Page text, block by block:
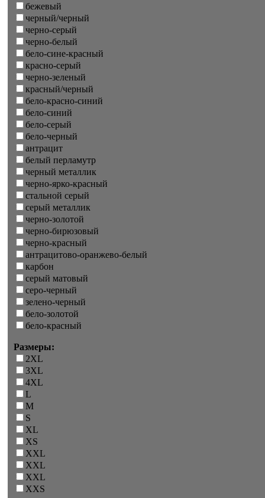
бежевый
черный/черный
черно-серый
черно-белый
бело-сине-красный
красно-серый
черно-зеленый
красный/черный
бело-красно-синий
бело-синий
бело-серый
бело-черный
антрацит
белый перламутр
черный металлик
черно-ярко-красный
стальной серый
серый металлик
черно-золотой
черно-бирюзовый
черно-красный
антрацитово-оранжево-белый
карбон
серый матовый
серо-черный
зелено-черный
бело-золотой
бело-красный
Размеры:
2XL
3XL
4XL
L
M
S
XL
XS
XXL
XXL
XXL
XXS